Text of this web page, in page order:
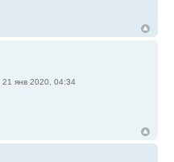
21 янв 2020, 04:34